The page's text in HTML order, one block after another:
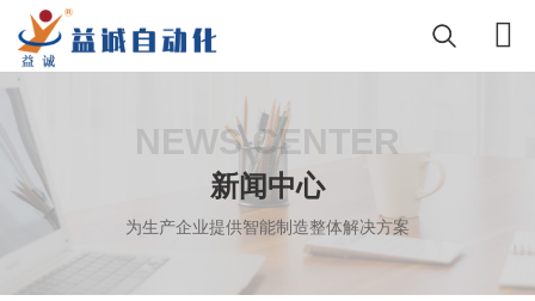
NEWS CENTER
新闻中心
为生产企业提供智能制造整体解决方案